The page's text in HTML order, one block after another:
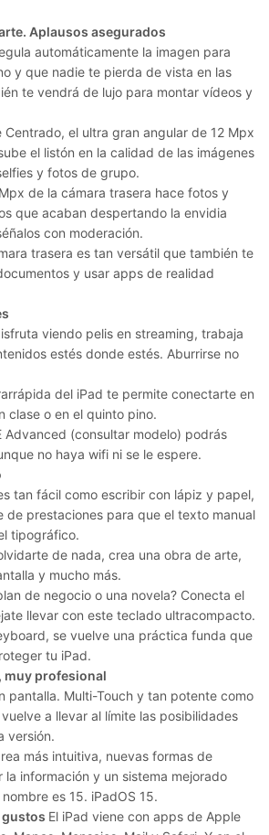
Aplausos asegurados
automáticamente la imagen para
y que nadie te pierda de vista en las
te vendrá de lujo para montar vídeos y
Centrado, el ultra gran angular de 12 Mpx
el listón en la calidad de las imágenes
y fotos de grupo.
de la cámara trasera hace fotos y
que acaban despertando la envidia
con moderación.
trasera es tan versátil que también te
y usar apps de realidad
viendo pelis en streaming, trabaja
estés donde estés. Aburrirse no
del iPad te permite conectarte en
clase o en el quinto pino.
Advanced (consultar modelo) podrás
no haya wifi ni se le espere.
tan fácil como escribir con lápiz y papel,
de prestaciones para que el texto manual
tipográfico.
de nada, crea una obra de arte,
y mucho más.
de negocio o una novela? Conecta el
llevar con este teclado ultracompacto.
se vuelve una práctica funda que
tu iPad.
muy profesional
pantalla. Multi-Touch y tan potente como
a llevar al límite las posibilidades
versión.
más intuitiva, nuevas formas de
información y un sistema mejorado
es 15. iPadOS 15.
El iPad viene con apps de Apple